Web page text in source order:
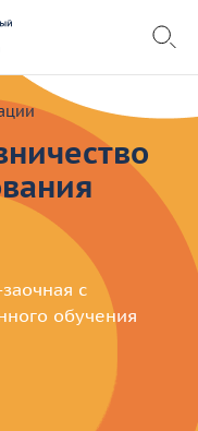
с
обучения